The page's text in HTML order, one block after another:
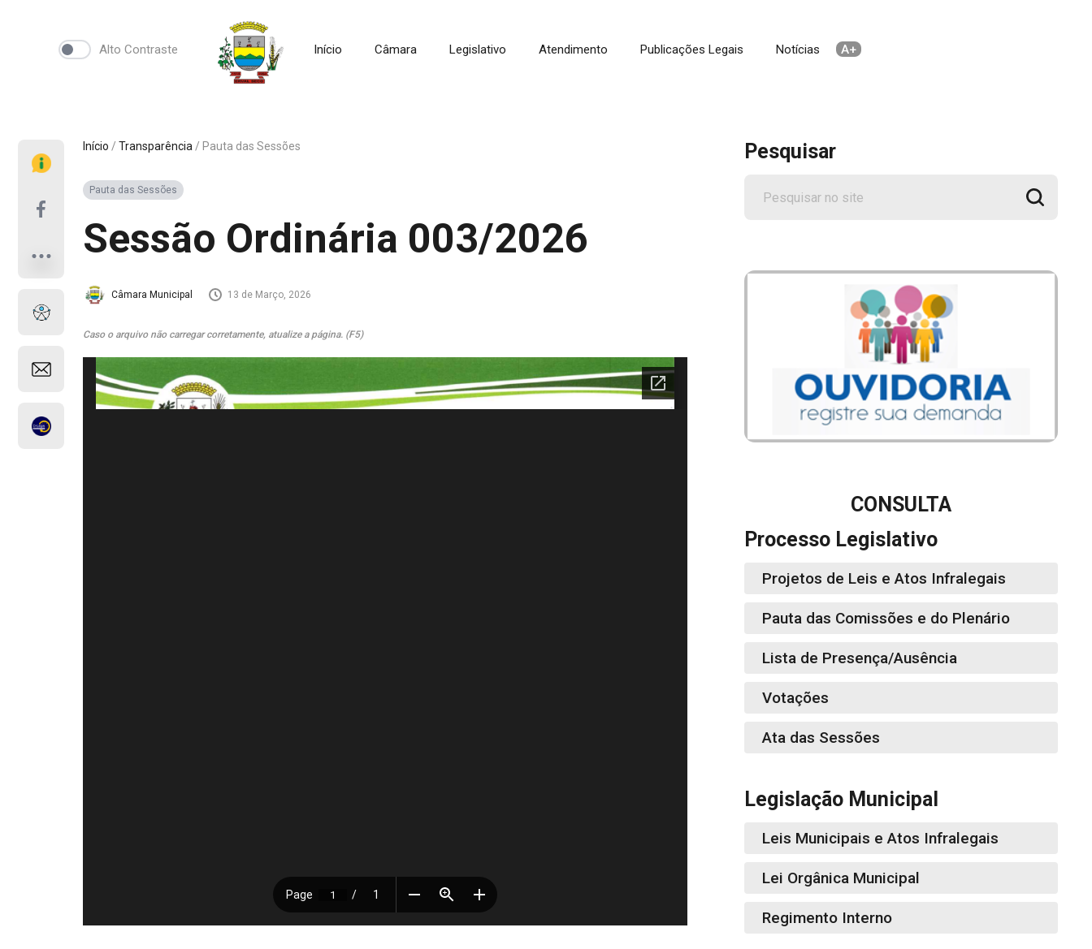
Alto Contraste Início Câmara Legislativo Atendimento Publicações Legais Notícias
Início / Transparência / Pauta das Sessões
Pauta das Sessões
Sessão Ordinária 003/2026
Câmara Municipal 13 de Março, 2026
Caso o arquivo não carregar corretamente, atualize a página. (F5)
Caso o arquivo não carregar corretamente, atualize a página. (F5)
Pesquisar
CONSULTA
Processo Legislativo
Projetos de Leis e Atos Infralegais
Pauta das Comissões e do Plenário
Lista de Presença/Ausência
Votações
Ata das Sessões
Legislação Municipal
Leis Municipais e Atos Infralegais
Lei Orgânica Municipal
Regimento Interno